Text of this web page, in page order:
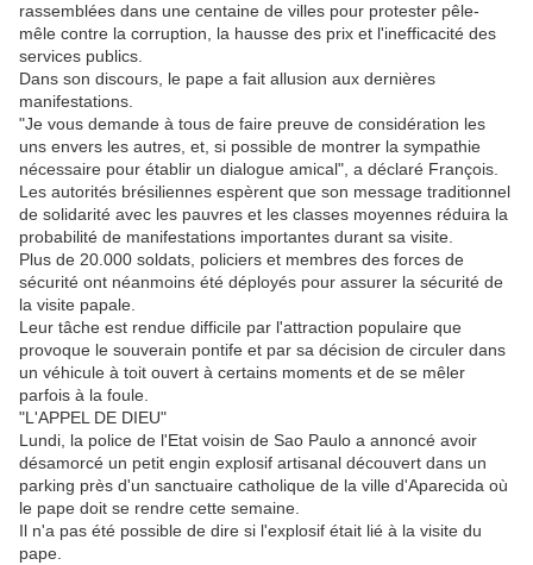
rassemblées dans une centaine de villes pour protester pêle-
mêle contre la corruption, la hausse des prix et l'inefficacité des
services publics.
Dans son discours, le pape a fait allusion aux dernières
manifestations.
"Je vous demande à tous de faire preuve de considération les
uns envers les autres, et, si possible de montrer la sympathie
nécessaire pour établir un dialogue amical", a déclaré François.
Les autorités brésiliennes espèrent que son message traditionnel
de solidarité avec les pauvres et les classes moyennes réduira la
probabilité de manifestations importantes durant sa visite.
Plus de 20.000 soldats, policiers et membres des forces de
sécurité ont néanmoins été déployés pour assurer la sécurité de
la visite papale.
Leur tâche est rendue difficile par l'attraction populaire que
provoque le souverain pontife et par sa décision de circuler dans
un véhicule à toit ouvert à certains moments et de se mêler
parfois à la foule.
"L'APPEL DE DIEU"
Lundi, la police de l'Etat voisin de Sao Paulo a annoncé avoir
désamorcé un petit engin explosif artisanal découvert dans un
parking près d'un sanctuaire catholique de la ville d'Aparecida où
le pape doit se rendre cette semaine.
Il n'a pas été possible de dire si l'explosif était lié à la visite du
pape.